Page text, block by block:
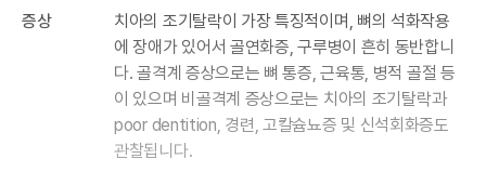
증상
치아의 조기탈락이 가장 특징적이며, 뼈의 석화작용
에 장애가 있어서 골연화증, 구루병이 흔히 동반합니
다. 골격계 증상으로는 뼈 통증, 근육통, 병적 골절 등
이 있으며 비골격계 증상으로는 치아의 조기탈락과
poor dentition, 경련, 고칼슘뇨증 및 신석회화증도
관찰됩니다.